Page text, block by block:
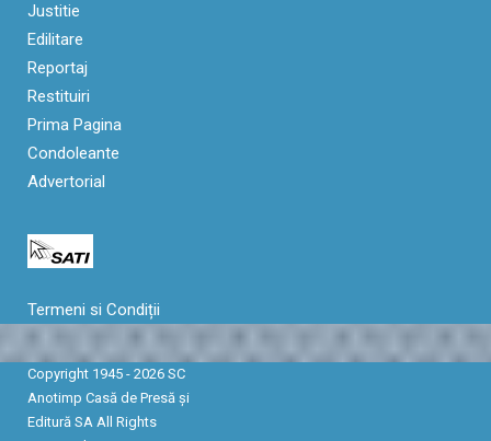
Justitie
Edilitare
Reportaj
Restituiri
Prima Pagina
Condoleante
Advertorial
Termeni si Condiții
Copyright 1945 - 2026 SC
Anotimp Casă de Presă şi
Editură SA All Rights